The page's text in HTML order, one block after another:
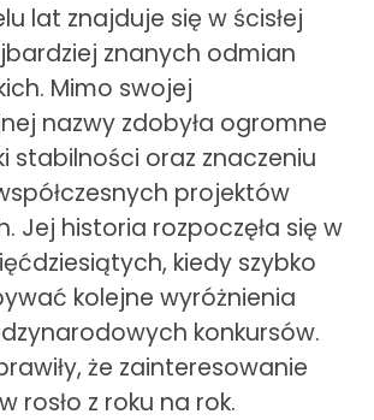
lat znajduje się w ścisłej
znanych odmian
Mimo swojej
nazwy zdobyła ogromne
stabilności oraz znaczeniu
projektów
Jej historia rozpoczęła się w
kiedy szybko
kolejne wyróżnienia
konkursów.
że zainteresowanie
rosło z roku na rok.